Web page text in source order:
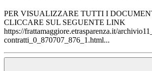
PER VISUALIZZARE TUTTI I
CLICCARE SUL SEGUENTE LINK
https://frattamaggiore.etrasparenza.it/
contratti_0_870707_876_1.html...